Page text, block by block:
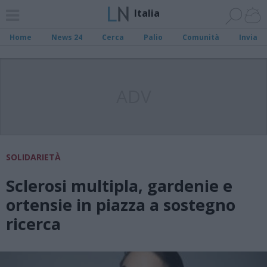
Italia
Home News 24 Cerca Palio Comunità Invia
SOLIDARIETÀ
Sclerosi multipla, gardenie e
ortensie in piazza a sostegno
ricerca